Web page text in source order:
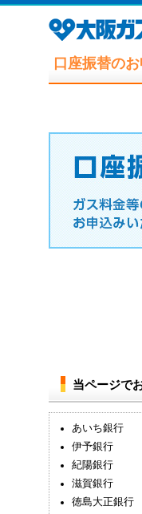
口座振替の
当ページで
あいち銀行
伊予銀行
紀陽銀行
滋賀銀行
徳島大正銀行